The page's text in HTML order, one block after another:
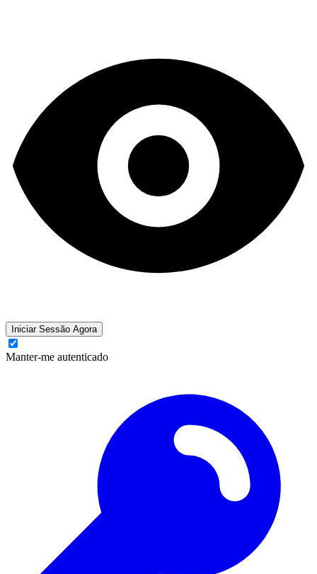
Iniciar Sessão Agora
Manter-me autenticado